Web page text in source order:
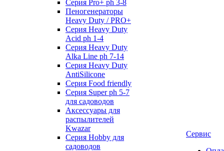
Серия Pro+ ph 3-8
Пеногенераторы
Heavy Duty / PRO+
Серия Heavy Duty
Acid ph 1-4
Серия Heavy Duty
Alka Line ph 7-14
Серия Heavy Duty
AntiSilicone
Серия Food friendly
Серия Super ph 5-7
для садоводов
Аксессуары для
распылителей
Kwazar
Серия Hobby для
садоводов
Сервис